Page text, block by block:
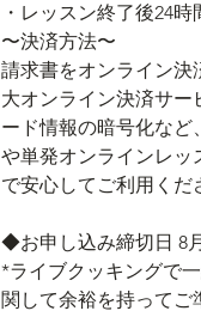
・レッスン終了後24
〜決済方法〜
請求書をオンライン決
大オンライン決済サー
ード情報の暗号化な
や単発オンラインレッ
で安心してご利用くだ
◆お申し込み締切日 8
*ライブクッキングで
関して余裕を持ってご